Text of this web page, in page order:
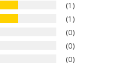
1
1
0
0
0